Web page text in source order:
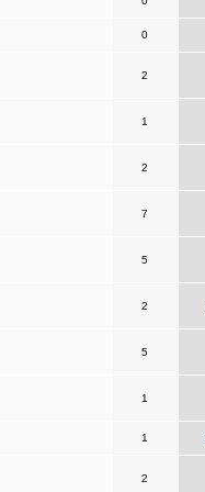
0
2
1
2
7
5
2
5
1
1
2